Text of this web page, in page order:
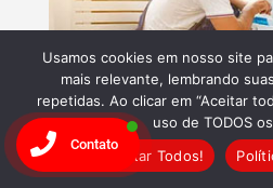
Usamos cookies em nosso site
mais relevante, lembrando
repetidas. Ao clicar em “Aceitar
uso de TODOS
Aceitar Todos!
Contato